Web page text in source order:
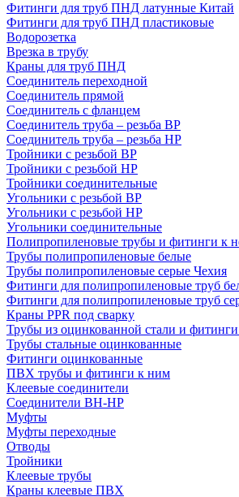
Фитинги для труб ПНД латунные Китай
Фитинги для труб ПНД пластиковые
Водорозетка
Врезка в трубу
Краны для труб ПНД
Соединитель переходной
Соединитель прямой
Соединитель с фланцем
Соединитель труба – резьба ВР
Соединитель труба – резьба НР
Тройники с резьбой ВР
Тройники с резьбой НР
Тройники соединительные
Угольники с резьбой ВР
Угольники с резьбой НР
Угольники соединительные
Полипропиленовые трубы и фитинги к
Трубы полипропиленовые белые
Трубы полипропиленовые серые Чехия
Фитинги для полипропиленовые труб
Фитинги для полипропиленовые труб
Краны PPR под сварку
Трубы из оцинкованной стали и
Трубы стальные оцинкованные
Фитинги оцинкованные
ПВХ трубы и фитинги к ним
Клеевые соединители
Соединители ВН-НР
Муфты
Муфты переходные
Отводы
Тройники
Клеевые трубы
Краны клеевые ПВХ